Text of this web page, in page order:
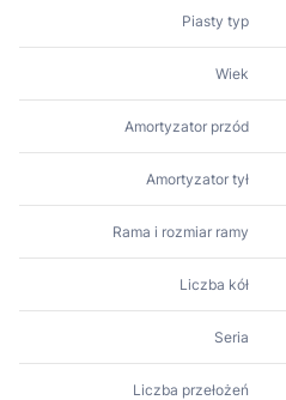
Piasty typ
Wiek
Amortyzator przód
Amortyzator tył
Rama i rozmiar ramy
Liczba kół
Seria
Liczba przełożeń